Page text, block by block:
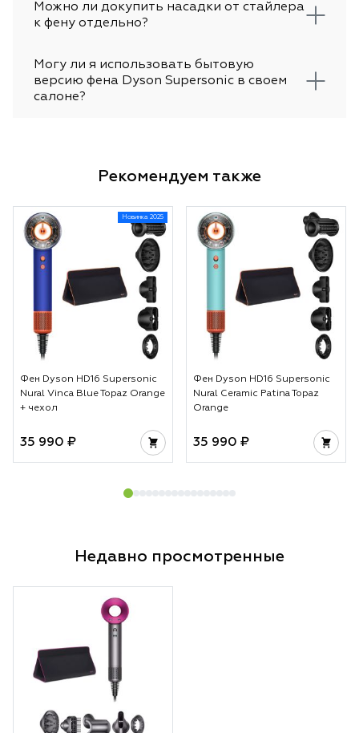
Можно ли докупить насадки от стайлера
к фену отдельно?
Могу ли я использовать бытовую
версию фена Dyson Supersonic в своем
салоне?
Рекомендуем также
Новинка 2025
Фен Dyson HD16 Supersonic
Nural Vinca Blue Topaz Orange
+ чехол
35 990 ₽
Фен Dyson HD16 Supersonic
Nural Ceramic Patina Topaz
Orange
35 990 ₽
Недавно просмотренные